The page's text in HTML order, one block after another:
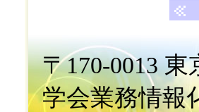
〒170-0013
学会業務情報